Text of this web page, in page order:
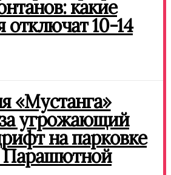
какие
отключат 10-14
«Мустанга»
угрожающий
на парковке
Парашютной